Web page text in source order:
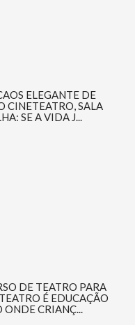
ELEGANTE DE
CINETEATRO, SALA
SE A VIDA J...
DE TEATRO PARA
É EDUCAÇÃO
ONDE CRIANÇ...